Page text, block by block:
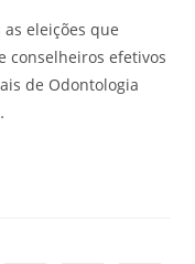
eleições que
conselheiros efetivos
de Odontologia